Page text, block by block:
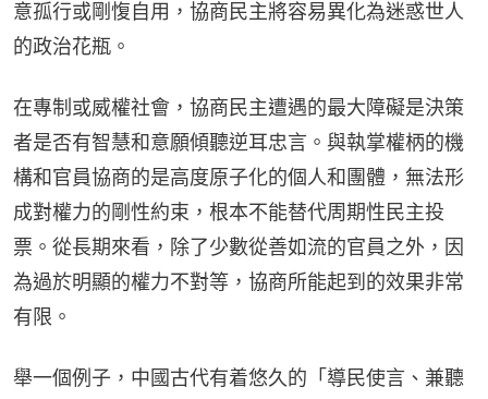
意孤行或剛愎自用，協商民主將容易異化為迷惑世人
的政治花瓶。
在專制或威權社會，協商民主遭遇的最大障礙是決策
者是否有智慧和意願傾聽逆耳忠言。與執掌權柄的機
構和官員協商的是高度原子化的個人和團體，無法形
成對權力的剛性約束，根本不能替代周期性民主投
票。從長期來看，除了少數從善如流的官員之外，因
為過於明顯的權力不對等，協商所能起到的效果非常
有限。
舉一個例子，中國古代有着悠久的「導民使言、兼聽